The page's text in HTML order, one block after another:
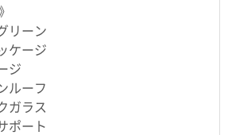
リーン
ケージ
ジ
ルーフ
ガラス
ポート